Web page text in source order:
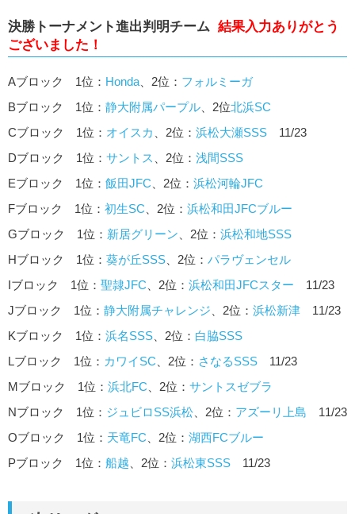
決勝トーナメント進出判明チーム 結果入力ありがとう
ございました！
Aブロック 1位： Honda 、2位： フォルミーガ
Bブロック 1位： 静大附属パープル 、2位北浜SC
Cブロック 1位： オイスカ 、2位： 浜松大瀬SSS 11/23
Dブロック 1位： サントス 、2位： 浅間SSS
Eブロック 1位： 飯田JFC 、2位： 浜松河輪JFC
Fブロック 1位： 初生SC 、2位： 浜松和田JFCブルー
Gブロック 1位： 新居グリーン 、2位： 浜松和地SSS
Hブロック 1位： 葵が丘SSS 、2位： パラヴェンセル
Iブロック 1位： 聖隷JFC 、2位： 浜松和田JFCスター 11/23
Jブロック 1位： 静大附属チャレンジ 、2位： 浜松新津 11/23
Kブロック 1位： 浜名SSS 、2位： 白脇SSS
Lブロック 1位： カワイSC 、2位： さなるSSS 11/23
Mブロック 1位： 浜北FC 、2位： サントスゼブラ
Nブロック 1位： ジュビロSS浜松 、2位： アズーリ上島 11/23
Oブロック 1位： 天竜FC 、2位： 湖西FCブルー
Pブロック 1位： 船越 、2位： 浜松東SSS 11/23